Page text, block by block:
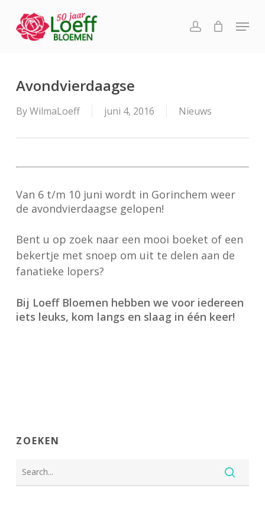
main
account
Menu
Avondvierdaagse
ByWilmaLoeff juni 4, 2016 Nieuws
Van 6 t/m 10 juni wordt in Gorinchem weer
de avondvierdaagse gelopen!
Bent u op zoek naar een mooi boeket of een
bekertje met snoep om uit te delen aan de
fanatieke lopers?
Bij Loeff Bloemen hebben we voor iedereen
iets leuks, kom langs en slaag in één keer!
ZOEKEN